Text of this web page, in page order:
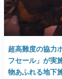
電ファミニコ
運営：株式会社
超高難度の協力
フセール」が実
物あふれる地下